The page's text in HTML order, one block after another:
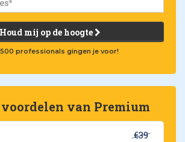
Houd mij op de hoogte
professionals gingen je voor!
voordelen van Premium
€39